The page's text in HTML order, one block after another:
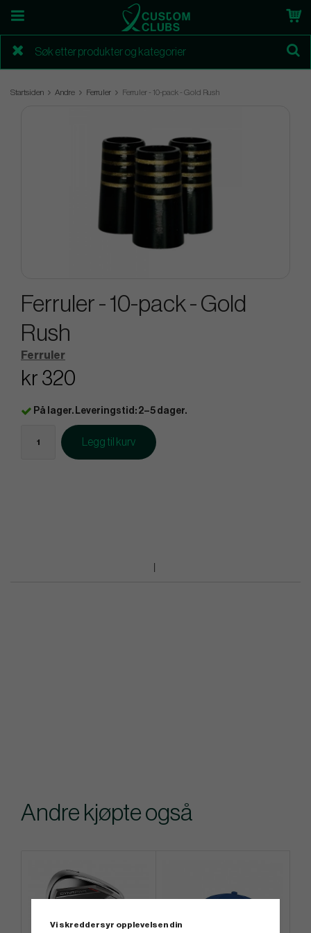
Startsiden Andre Ferruler Ferruler - 10-pack - Gold Rush
Ferruler - 10-pack - Gold
Rush
Ferruler
kr 320
På lager. Leveringstid: 2–5 dager.
Legg til kurv
Andre kjøpte også
Vi skreddersyr opplevelsen din